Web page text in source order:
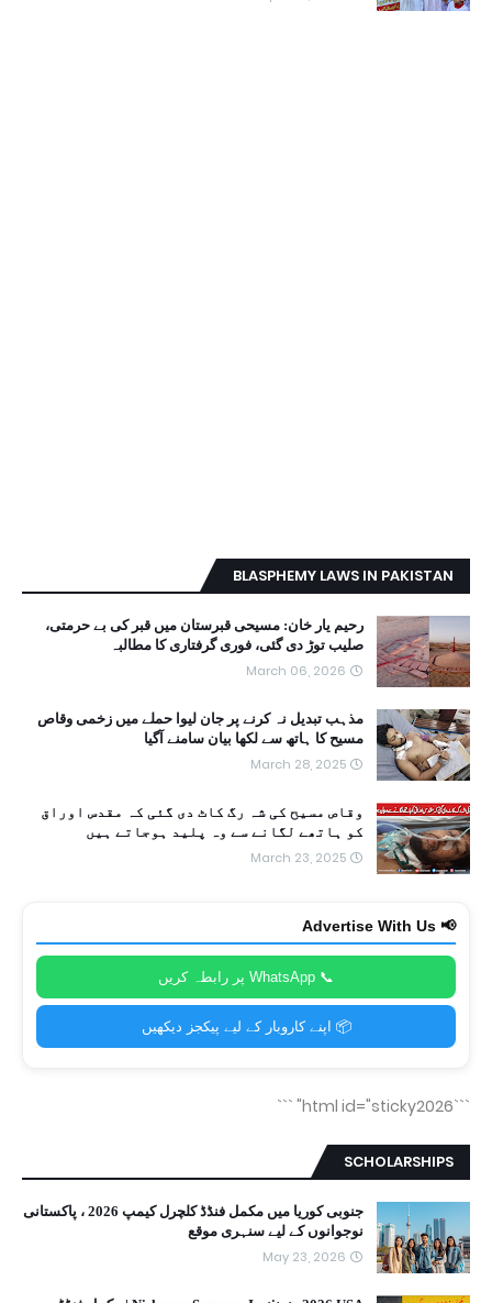
BLASPHEMY LAWS IN PAKISTAN
رحیم یار خان: مسیحی قبرستان میں قبر کی بے حرمتی،
صلیب توڑ دی گئی، فوری گرفتاری کا مطالبہ
March 06, 2026
مذہب تبدیل نہ کرنے پر جان لیوا حملے میں زخمی وقاص
مسیح کا ہاتھ سے لکھا بیان سامنے آگیا
March 28, 2025
وقاص مسیح کی شہ رگ کاٹ دی گئی کہ مقدس اوراق
کو ہاتھے لگانے سے وہ پلید ہوجاتے ہیں
March 23, 2025
📢 Advertise With Us
📞 WhatsApp پر رابطہ کریں
📦 اپنے کاروبار کے لیے پیکجز دیکھیں
```html id="sticky2026"
```
SCHOLARSHIPS
جنوبی کوریا میں مکمل فنڈڈ کلچرل کیمپ 2026 ، پاکستانی
نوجوانوں کے لیے سنہری موقع
May 23, 2026